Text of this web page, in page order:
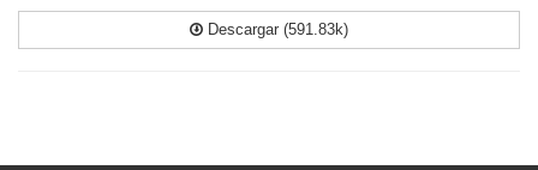
Descargar (591.83k)